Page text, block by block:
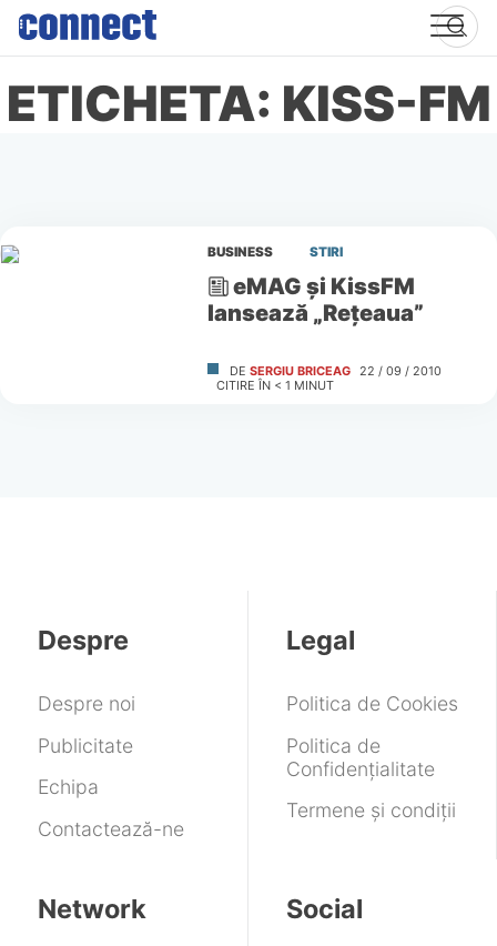
Skip
content
ETICHETA: KISS-FM
BUSINESS STIRI
eMAG şi KissFM
lansează „Reţeaua”
DE SERGIU BRICEAG 22 / 09 / 2010
CITIRE ÎN < 1 MINUT
Despre
Despre noi
Publicitate
Echipa
Contactează-ne
Legal
Politica de Cookies
Politica de
Confidențialitate
Termene și condiții
Network Social